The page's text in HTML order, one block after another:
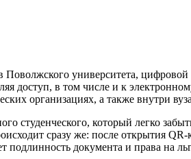
Поволжского университета,
доступ, в том числе и к
организациях, а также внутри
студенческого, который легко
сразу же: после открытия
подлинность документа и права на